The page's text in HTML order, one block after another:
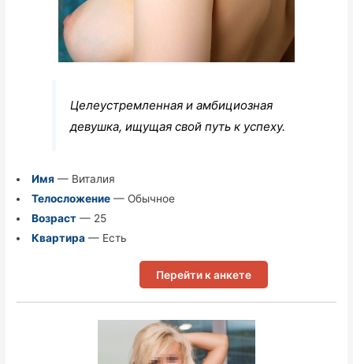
Целеустремленная и амбициозная
девушка, ищущая свой путь к успеху.
Имя— Виталия
Телосложение— Обычное
Возраст— 25
Квартира— Есть
Перейти к анкете